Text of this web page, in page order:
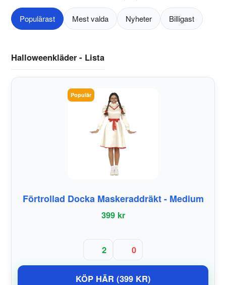
Populärast Mest valda Nyheter Billigast
Halloweenkläder - Lista
Populär
Förtrollad Docka Maskeraddräkt - Medium
399 kr
2 0
KÖP HÄR (399 KR)